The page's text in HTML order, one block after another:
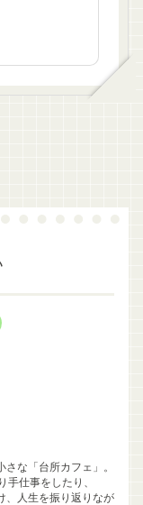
な「台所カフェ」。
手仕事をしたり、
、人生を振り返りなが